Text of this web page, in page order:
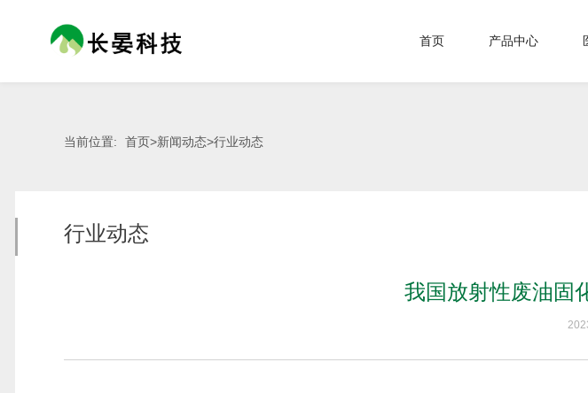
首页 产品中心
当前位置: 首页>新闻动态>行业动态
行业动态
我国放射性废油固